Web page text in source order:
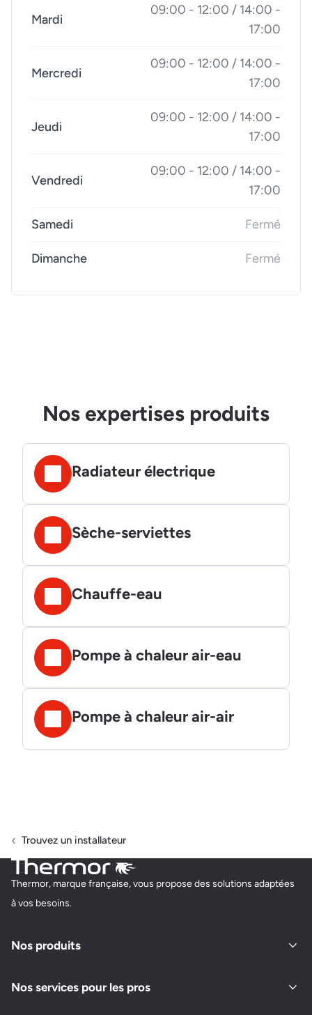
Mardi
09:00 - 12:00 / 14:00 -
17:00
Mercredi
09:00 - 12:00 / 14:00 -
17:00
Jeudi
09:00 - 12:00 / 14:00 -
17:00
Vendredi
09:00 - 12:00 / 14:00 -
17:00
Samedi Fermé
Dimanche Fermé
Nos expertises produits
Radiateur électrique
Sèche-serviettes
Chauffe-eau
Pompe à chaleur air-eau
Pompe à chaleur air-air
Trouvez un installateur
Thermor, marque française, vous propose des solutions adaptées
à vos besoins.
Nos produits
Nos services pour les pros